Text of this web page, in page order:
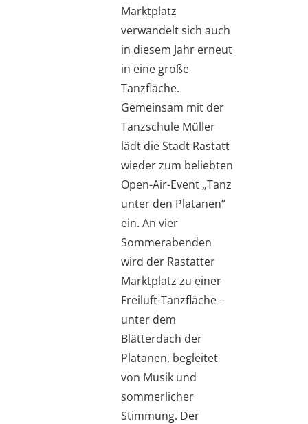
Marktplatz
verwandelt sich auch
in diesem Jahr erneut
in eine große
Tanzfläche.
Gemeinsam mit der
Tanzschule Müller
lädt die Stadt Rastatt
wieder zum beliebten
Open-Air-Event „Tanz
unter den Platanen“
ein. An vier
Sommerabenden
wird der Rastatter
Marktplatz zu einer
Freiluft-Tanzfläche –
unter dem
Blätterdach der
Platanen, begleitet
von Musik und
sommerlicher
Stimmung. Der